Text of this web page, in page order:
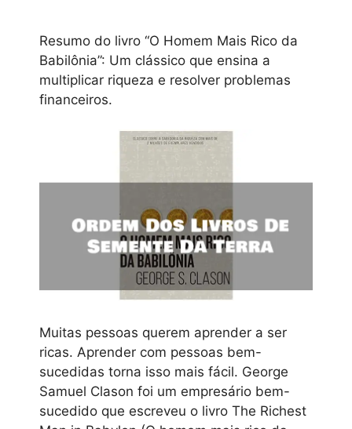
Resumo do livro “O Homem Mais Rico da
Babilônia”: Um clássico que ensina a
multiplicar riqueza e resolver problemas
financeiros.
Muitas pessoas querem aprender a ser
ricas. Aprender com pessoas bem-
sucedidas torna isso mais fácil. George
Samuel Clason foi um empresário bem-
sucedido que escreveu o livro The Richest